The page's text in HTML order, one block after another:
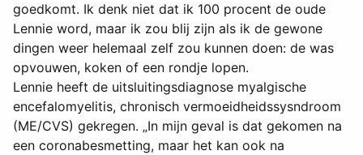
goedkomt. Ik denk niet dat ik 100 procent de oude
Lennie word, maar ik zou blij zijn als ik de gewone
dingen weer helemaal zelf zou kunnen doen: de was
opvouwen, koken of een rondje lopen.
Lennie heeft de uitsluitingsdiagnose myalgische
encefalomyelitis, chronisch vermoeidheidssysndroom
(ME/CVS) gekregen. „In mijn geval is dat gekomen na
een coronabesmetting, maar het kan ook na